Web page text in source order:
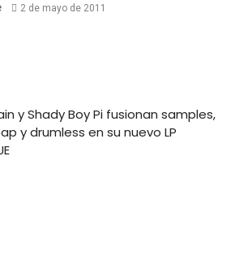
2 de mayo de 2011
y Shady Boy Pi fusionan samples,
y drumless en su nuevo LP